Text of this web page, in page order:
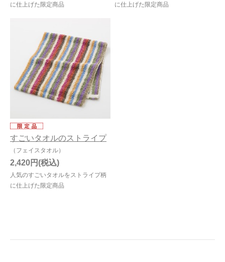
に仕上げた限定商品
に仕上げた限定商品
すごいタオルのストライプ
（フェイスタオル）
人気のすごいタオルをストライプ柄
に仕上げた限定商品
2,420円